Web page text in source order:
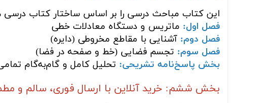
این کتاب مباحث درسی را بر اساس ساختار کتاب
فصل اول: ماتریس و دستگاه معادلات خطی
فصل دوم: آشنایی با مقاطع مخروطی (دایره)
فصل سوم: تجسم فضایی (خط و صفحه در فضا)
بخش پاسخ‌نامه تشریحی: تحلیل کامل و گام‌به‌گام
بخش ششم: خرید آنلاین با ارسال فوری، سالم و